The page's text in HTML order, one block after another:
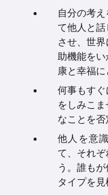
自分の考
て他人と
させ、世
助機能を
康と幸福に
何事もす
をしみこ
なことを否
他人を意
て、それ
う。誰も
タイプを見